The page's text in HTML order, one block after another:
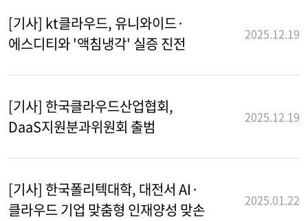
[기사] kt클라우드, 유니와이드·
에스디티와 '액침냉각' 실증 진전
2025.12.19
[기사] 한국클라우드산업협회,
DaaS지원분과위원회 출범
2025.12.19
[기사] 한국폴리텍대학, 대전서 AI·
클라우드 기업 맞춤형 인재양성 맞손
2025.01.22